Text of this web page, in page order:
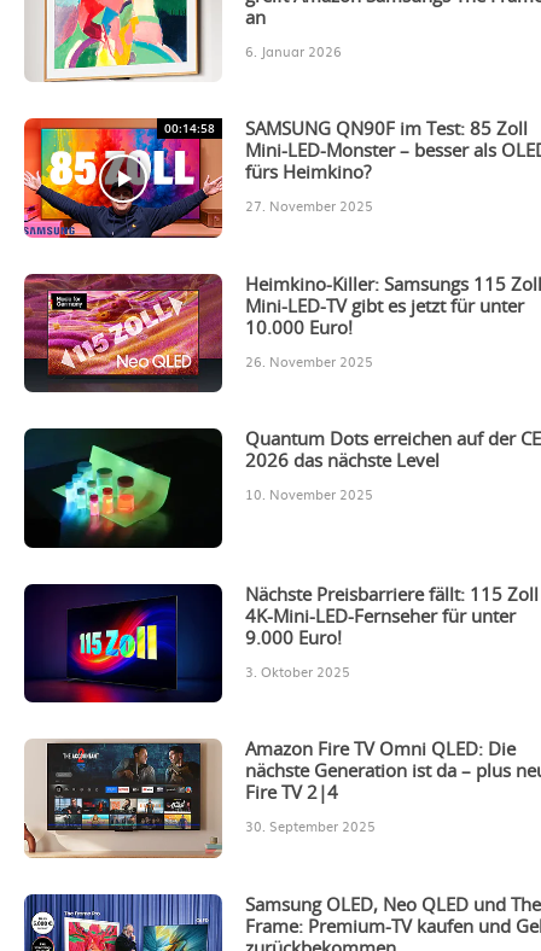
an
6. Januar 2026
00:14:58
SAMSUNG QN90F im Test: 85 Zoll
Mini-LED-Monster – besser als
fürs Heimkino?
27. November 2025
Heimkino-Killer: Samsungs 115
Mini-LED-TV gibt es jetzt für unter
10.000 Euro!
26. November 2025
Quantum Dots erreichen auf der
2026 das nächste Level
10. November 2025
Nächste Preisbarriere fällt: 115 Zoll
4K-Mini-LED-Fernseher für unter
9.000 Euro!
3. Oktober 2025
Amazon Fire TV Omni QLED: Die
nächste Generation ist da – plus
Fire TV 2|4
30. September 2025
Samsung OLED, Neo QLED und The
Frame: Premium-TV kaufen und